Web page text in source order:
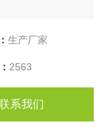
生产厂家
2563
系我们